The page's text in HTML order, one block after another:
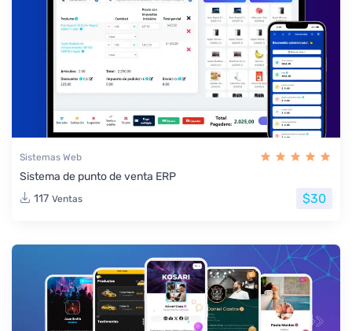
Sistemas Web
Sistema de punto de venta ERP
117 Ventas $30